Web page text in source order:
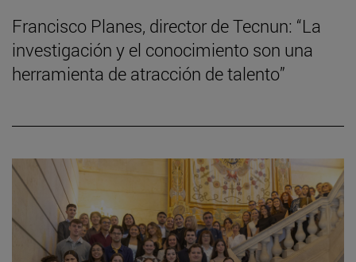
Francisco Planes, director de Tecnun: “La
investigación y el conocimiento son una
herramienta de atracción de talento”